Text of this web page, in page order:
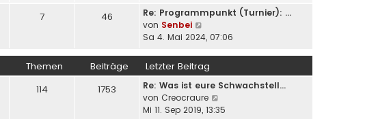
a r
e
i
r
a
g
e
t
r
B
e
i
t
7 46
Re: Programmpunkt (Turnier): …
von Senbei
e
s
t
e
r
Sa 4. Mai 2024, 07:06
Themen Beiträge Letzter Beitrag
114 1753
Re: Was ist eure Schwachstell…
von Creocraure
e
Mi 11. Sep 2019, 13:35